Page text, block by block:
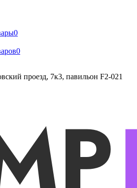
0
0
проезд, 7к3, павильон F2-021